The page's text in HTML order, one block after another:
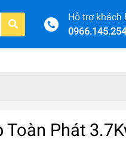
Hỗ trợ khách
0966.145.254
Toàn Phát